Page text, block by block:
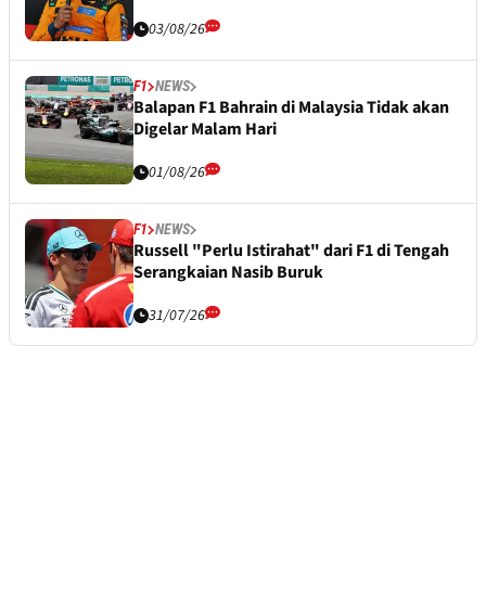
03/08/26
F1 NEWS
Balapan F1 Bahrain di Malaysia Tidak akan
Digelar Malam Hari
01/08/26
F1 NEWS
Russell "Perlu Istirahat" dari F1 di Tengah
Serangkaian Nasib Buruk
31/07/26